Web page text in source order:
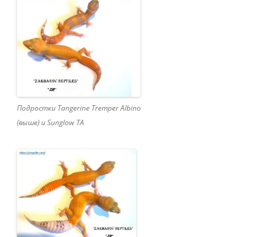
Подростки Tangerine Tremper Albino
(выше) и Sunglow TA